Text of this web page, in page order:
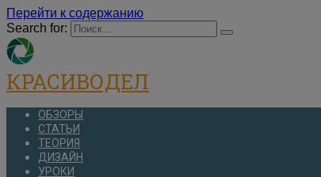
Перейти к содержанию
Search for:
КРАСИВОДЕЛ
ОБЗОРЫ
СТАТЬИ
ТЕОРИЯ
ДИЗАЙН
УРОКИ